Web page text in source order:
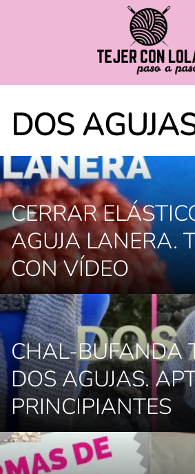
DOS
CERRAR
AGUJA LANERA.
CON VÍDEO
CHAL-BUFANDA
DOS AGUJAS.
PRINCIPIANTES